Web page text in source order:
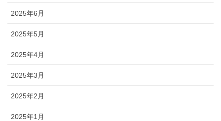
2025年6月
2025年5月
2025年4月
2025年3月
2025年2月
2025年1月